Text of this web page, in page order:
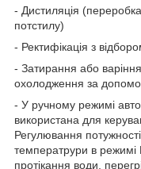
- Дистиляція
потстилу)
- Ректифікація з
- Затирання або
охолодження за
- У ручному режимі
використана для
Регулювання
температрури в режимі
протікання води,